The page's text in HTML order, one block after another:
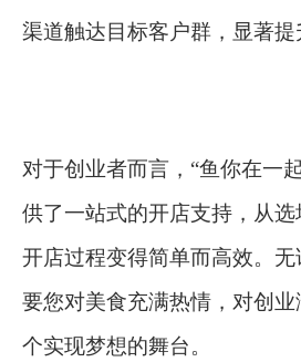
渠道触达目标客户群，显著提
对于创业者而言，“鱼你在一
供了一站式的开店支持，从
开店过程变得简单而高效。
要您对美食充满热情，对创
个实现梦想的舞台。